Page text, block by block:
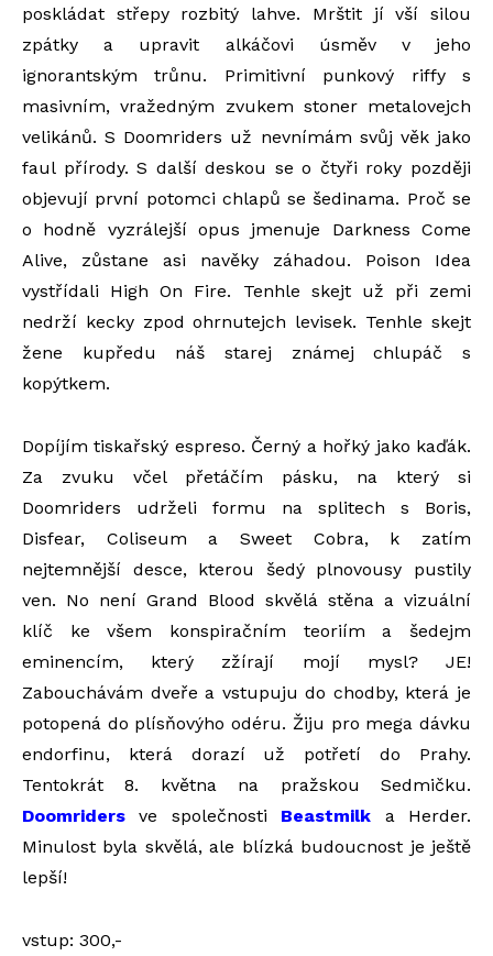
poskládat střepy rozbitý lahve. Mrštit jí vší silou
zpátky a upravit alkáčovi úsměv v jeho
ignorantským trůnu. Primitivní punkový riffy s
masivním, vražedným zvukem stoner metalovejch
velikánů. S Doomriders už nevnímám svůj věk jako
faul přírody. S další deskou se o čtyři roky později
objevují první potomci chlapů se šedinama. Proč se
o hodně vyzrálejší opus jmenuje Darkness Come
Alive, zůstane asi navěky záhadou. Poison Idea
vystřídali High On Fire. Tenhle skejt už při zemi
nedrží kecky zpod ohrnutejch levisek. Tenhle skejt
žene kupředu náš starej známej chlupáč s
kopýtkem.
Dopíjím tiskařský espreso. Černý a hořký jako kaďák.
Za zvuku včel přetáčím pásku, na který si
Doomriders udrželi formu na splitech s Boris,
Disfear, Coliseum a Sweet Cobra, k zatím
nejtemnější desce, kterou šedý plnovousy pustily
ven. No není Grand Blood skvělá stěna a vizuální
klíč ke všem konspiračním teoriím a šedejm
eminencím, který zžírají mojí mysl? JE!
Zabouchávám dveře a vstupuju do chodby, která je
potopená do plísňovýho odéru. Žiju pro mega dávku
endorfinu, která dorazí už potřetí do Prahy.
Tentokrát 8. května na pražskou Sedmičku.
Doomriders ve společnosti Beastmilk a Herder.
Minulost byla skvělá, ale blízká budoucnost je ještě
lepší!
vstup: 300,-